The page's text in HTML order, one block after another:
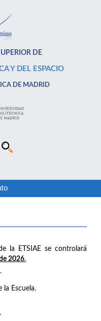
DE
Y DEL ESPACIO
DE MADRID
la ETSIAE se controlará
2026.
la Escuela.